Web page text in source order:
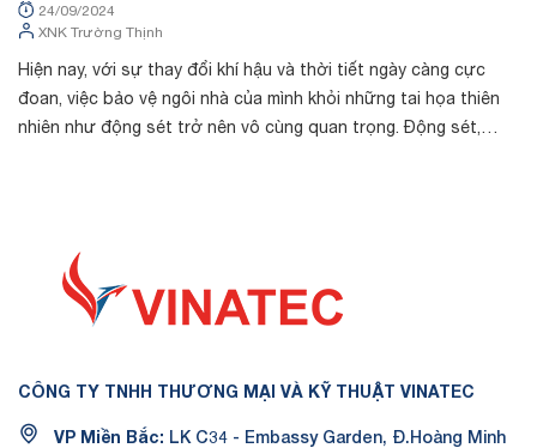
24/09/2024
XNK Trường Thịnh
Hiện nay, với sự thay đổi khí hậu và thời tiết ngày càng cực
đoan, việc bảo vệ ngôi nhà của mình khỏi những tai họa thiên
nhiên như động sét trở nên vô cùng quan trọng. Động sét,
CÔNG TY TNHH THƯƠNG MẠI VÀ KỸ THUẬT VINATEC
VP Miền Bắc: LK C34 - Embassy Garden, Đ.Hoàng Minh